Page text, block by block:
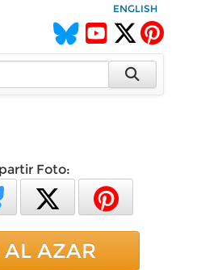
ENGLISH
Foto:
AL AZAR